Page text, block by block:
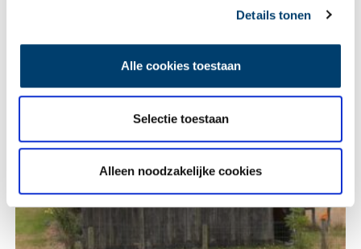
Details tonen
Alle cookies toestaan
Selectie toestaan
Alleen noodzakelijke cookies
Tien verdwenen pretparken